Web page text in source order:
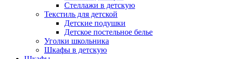
Стеллажи в детскую
Текстиль для детской
Детские подушки
Детское постельное белье
Уголки школьника
Шкафы в детскую